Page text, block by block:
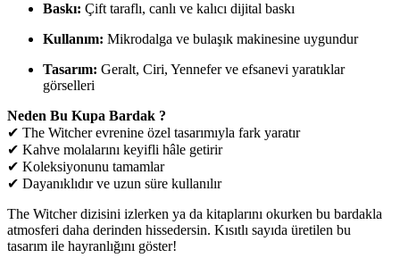
Baskı: Çift taraflı, canlı ve kalıcı dijital baskı
Kullanım: Mikrodalga ve bulaşık makinesine uygundur
Tasarım: Geralt, Ciri, Yennefer ve efsanevi yaratıklar
görselleri
Neden Bu Kupa Bardak ?
✔ The Witcher evrenine özel tasarımıyla fark yaratır
✔ Kahve molalarını keyifli hâle getirir
✔ Koleksiyonunu tamamlar
✔ Dayanıklıdır ve uzun süre kullanılır
The Witcher dizisini izlerken ya da kitaplarını okurken bu bardakla
atmosferi daha derinden hissedersin. Kısıtlı sayıda üretilen bu
tasarım ile hayranlığını göster!